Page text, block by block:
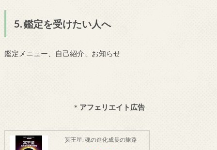
5. 鑑定を受けたい人へ
鑑定メニュー、自己紹介、お知らせ
＊ アフェリエイト広告
冥王星: 魂の進化成長の旅路